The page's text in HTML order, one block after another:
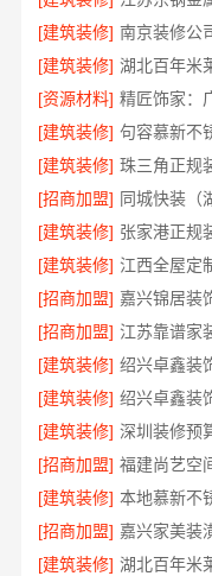
[建筑装修] 南京装修公
[建筑装修] 湖北百年米
[资源材料] 精匠饰家：
[建筑装修] 句容慕新不
[建筑装修]
[招商加盟]
[建筑装修]
[建筑装修]
[招商加盟]
[招商加盟] 江苏靠谱家
[建筑装修]
[建筑装修]
[建筑装修]
[招商加盟]
[建筑装修] 本地慕新不
[招商加盟]
[建筑装修]